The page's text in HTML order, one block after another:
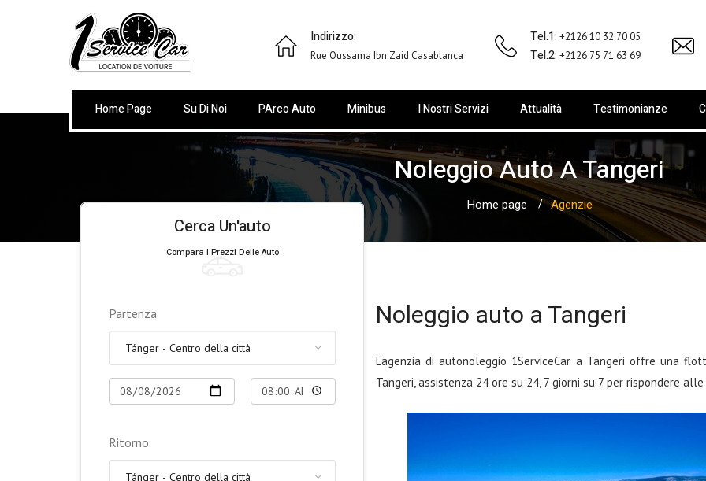
Indirizzo:
Rue Oussama Ibn Zaid Casablanca
Tel.1: +2126 10 32 70 05
Tel.2: +2126 75 71 63 69
Home Page Su Di Noi PArco Auto Minibus I Nostri Servizi Attualità Testimonianze
Noleggio Auto A Tangeri
Home page Agenzie
Cerca Un'auto
Compara I Prezzi Delle Auto
Partenza
Ritorno
Noleggio auto a Tangeri
L'agenzia di autonoleggio 1ServiceCar a Tangeri offre una
Tangeri, assistenza 24 ore su 24, 7 giorni su 7 per rispondere